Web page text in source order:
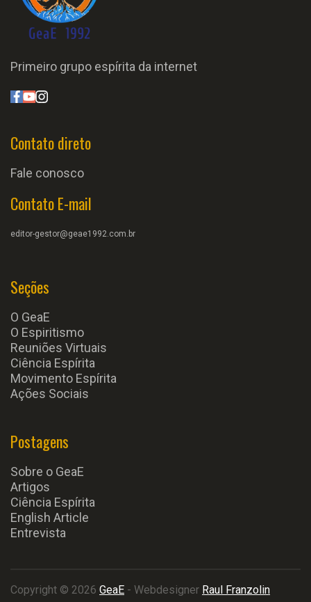
Primeiro grupo espírita da internet
Contato direto
Fale conosco
Contato E-mail
editor-gestor@geae1992.com.br
Seções
O GeaE
O Espiritismo
Reuniões Virtuais
Ciência Espírita
Movimento Espírita
Ações Sociais
Postagens
Sobre o GeaE
Artigos
Ciência Espírita
English Article
Entrevista
Copyright © 2026 GeaE - Webdesigner Raul Franzolin